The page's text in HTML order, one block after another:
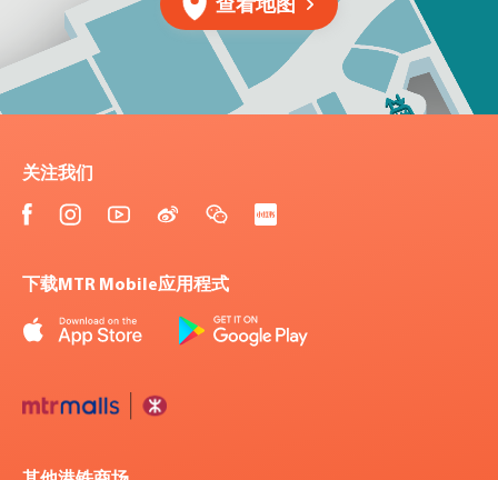
关注我们
下载MTR Mobile应用程式